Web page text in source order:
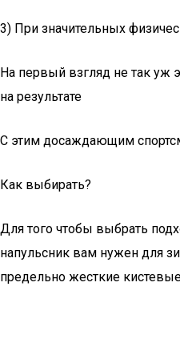
3) При значительных
На первый взгляд не так уж
на результате
С этим досаждающим
Как выбирать?
Для того чтобы выбрать
напульсник вам нужен для
предельно жесткие